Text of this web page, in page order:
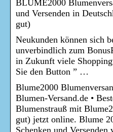
BLUME2000
und Versenden in
gut)
Neukunden können sich
unverbindlich zum
in Zukunft viele
Sie den Button ” …
Blume2000
Blumen-Versand.de •
Blumenstrauß mit
gut) jetzt online. Blume